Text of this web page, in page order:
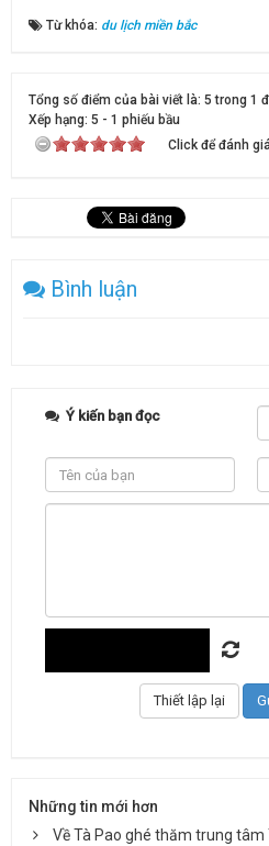
Từ khóa: du lịch miền bắc
Tổng số điểm của bài viết là: 5 trong 1
Xếp hạng: 5 - 1 phiếu bầu
Click để đánh
Bình luận
Ý kiến bạn đọc
Những tin mới hơn
Về Tà Pao ghé thăm trung